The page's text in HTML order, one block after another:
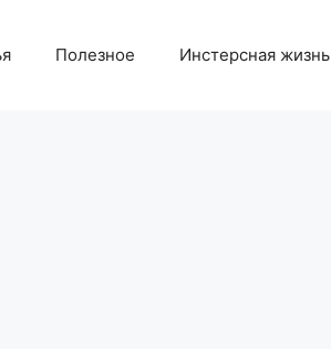
Полезное Инстерсная жизнь